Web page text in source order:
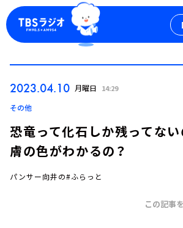
2023.04.10 月曜日 14:29
その他
恐竜って化石しか残ってな
膚の色がわかるの？
パンサー向井の#ふらっと
この記事